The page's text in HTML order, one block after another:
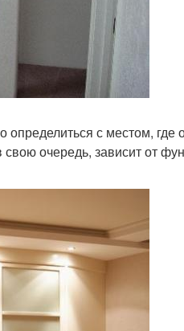
с местом, где
очередь, зависит от